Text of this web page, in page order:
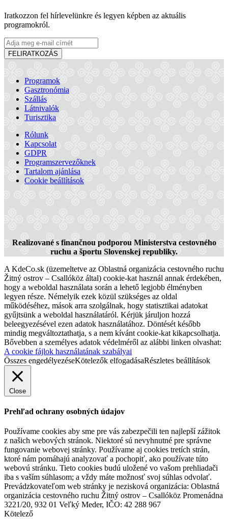
Vermes-villa
Iratkozzon fel hírlevelünkre és legyen képben az aktuális
programokról.
FELIRATKOZÁS
Programok
Gasztronómia
Szállás
Látnivalók
Turisztika
Rólunk
Kapcsolat
GDPR
Programszervezőknek
Tartalom ajánlása
Cookie beállítások
Realizované s finančnou podporou Ministerstva cestovného
ruchu a športu Slovenskej republiky.
A KdeCo.sk (üzemeltetve az Oblastná organizácia cestovného ruchu
Žitný ostrov – Csallóköz által) cookie-kat használ annak érdekében,
hogy a weboldal használata során a lehető legjobb élményben
legyen része. Némelyik ezek közül szükséges az oldal
működéséhez, mások arra szolgálnak, hogy statisztikai adatokat
gyűjtsünk a weboldal használatáról. Kérjük járuljon hozzá
beleegyezésével ezen adatok használatához. Döntését később
mindig megváltoztathatja, s a nem kívánt cookie-kat kikapcsolhatja.
Bővebben a személyes adatok védelméről az alábbi linken olvashat:
A cookie fájlok használatának szabályai
Összes engedélyezéseKötelezők elfogadásaRészletes beállítások
Close
Prehľad ochrany osobných údajov
Používame cookies aby sme pre vás zabezpečili ten najlepší zážitok
z našich webových stránok. Niektoré sú nevyhnutné pre správne
fungovanie webovej stránky. Používame aj cookies tretích strán,
ktoré nám pomáhajú analyzovať a pochopiť, ako používate túto
webovú stránku. Tieto cookies budú uložené vo vašom prehliadači
iba s vaším súhlasom; a vždy máte možnosť svoj súhlas odvolať.
Prevádzkovateľom web stránky je nezisková organizácia: Oblastná
organizácia cestovného ruchu Žitný ostrov – Csallóköz Promenádna
3221/20, 932 01 Veľký Meder, IČO: 42 288 967
Kötelező